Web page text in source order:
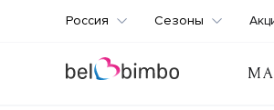
Россия Сезоны